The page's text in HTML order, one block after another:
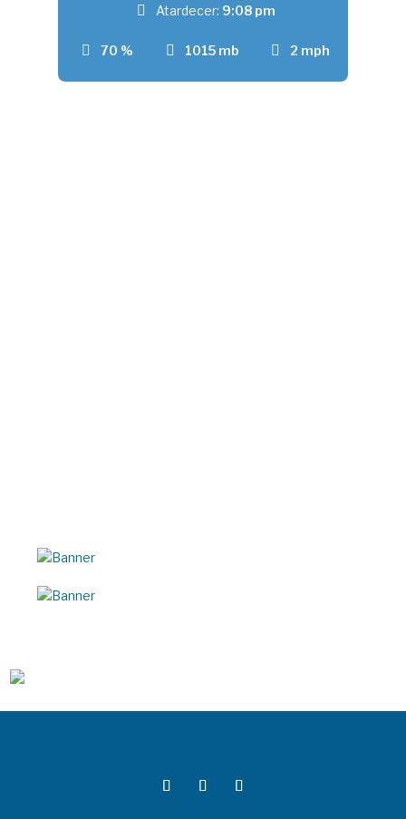
70 % 1015 mb 2 mph
Atardecer: 9:08 pm